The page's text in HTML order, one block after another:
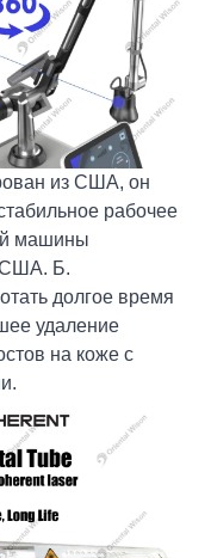
из США, он
рабочее
машины
США. Б.
долгое время
удаление
на коже с